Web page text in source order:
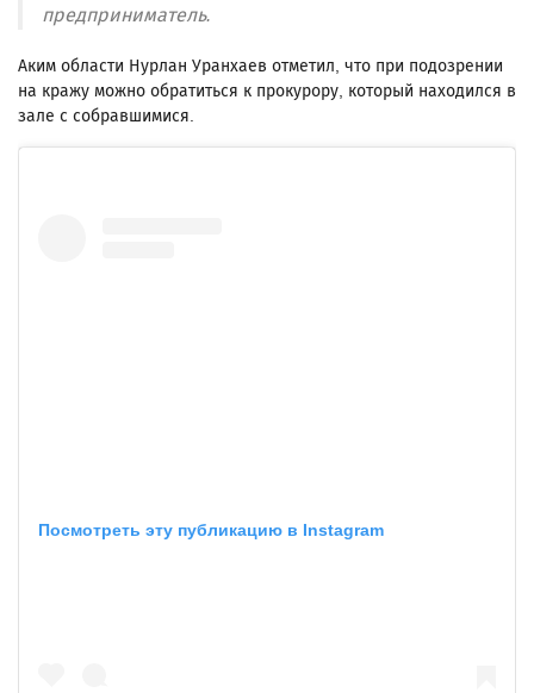
предприниматель.
Аким области Нурлан Уранхаев отметил, что при подозрении
на кражу можно обратиться к прокурору, который находился в
зале с собравшимися.
Посмотреть эту публикацию в Instagram